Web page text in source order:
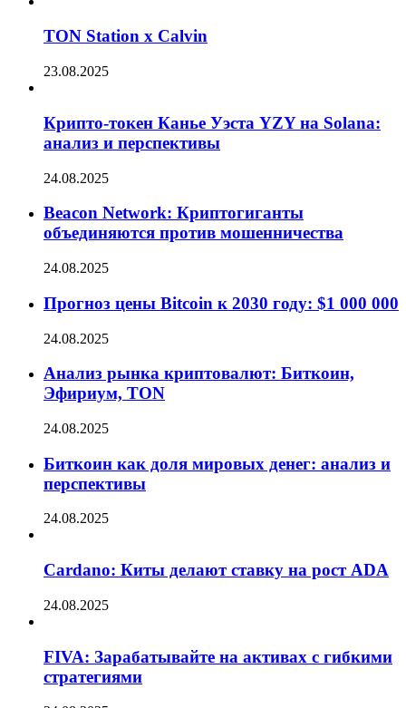
TON Station x Calvin
23.08.2025
Крипто-токен Канье Уэста YZY на Solana:
анализ и перспективы
24.08.2025
Beacon Network: Криптогиганты
объединяются против мошенничества
24.08.2025
Прогноз цены Bitcoin к 2030 году: $1 000 000
24.08.2025
Анализ рынка криптовалют: Биткоин,
Эфириум, TON
24.08.2025
Биткоин как доля мировых денег: анализ и
перспективы
24.08.2025
Cardano: Киты делают ставку на рост ADA
24.08.2025
FIVA: Зарабатывайте на активах с гибкими
стратегиями